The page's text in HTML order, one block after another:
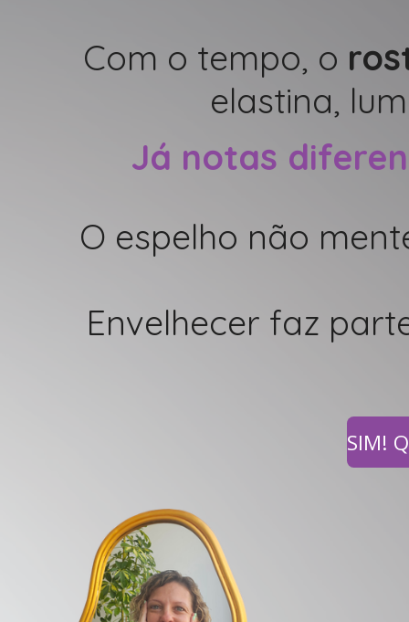
Com o tempo, o
elastina,
Já notas
O espelho não
Envelhecer faz
SIM!